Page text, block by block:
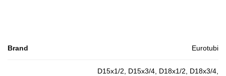
Brand Eurotubi
D15x1/2, D15x3/4, D18x1/2, D18x3/4,